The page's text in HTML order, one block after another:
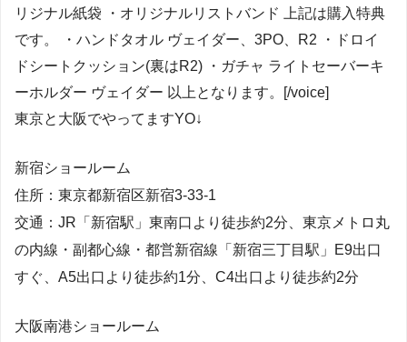
リジナル紙袋 ・オリジナルリストバンド 上記は購入特典
です。 ・ハンドタオル ヴェイダー、3PO、R2 ・ドロイ
ドシートクッション(裏はR2) ・ガチャ ライトセーバーキ
ーホルダー ヴェイダー 以上となります。[/voice]
東京と大阪でやってますYO↓
新宿ショールーム
住所：東京都新宿区新宿3-33-1
交通：JR「新宿駅」東南口より徒歩約2分、東京メトロ丸
の内線・副都心線・都営新宿線「新宿三丁目駅」E9出口
すぐ、A5出口より徒歩約1分、C4出口より徒歩約2分
大阪南港ショールーム